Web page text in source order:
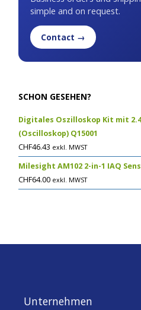
simple and on request.
Contact →
SCHON GESEHEN?
Digitales Oszilloskop Kit mit
(Oscilloskop) Q15001
CHF46.43 exkl. MWST
Milesight AM102 2-in-1 IAQ
CHF64.00 exkl. MWST
Unternehmen